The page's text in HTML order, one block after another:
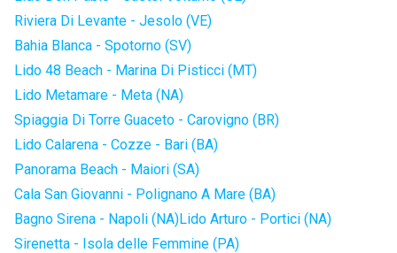
Riviera Di Levante - Jesolo (VE)
Bahia Blanca - Spotorno (SV)
Lido 48 Beach - Marina Di Pisticci (MT)
Lido Metamare - Meta (NA)
Spiaggia Di Torre Guaceto - Carovigno (BR)
Lido Calarena - Cozze - Bari (BA)
Panorama Beach - Maiori (SA)
Cala San Giovanni - Polignano A Mare (BA)
Bagno Sirena - Napoli (NA)Lido Arturo - Portici (NA)
Sirenetta - Isola delle Femmine (PA)